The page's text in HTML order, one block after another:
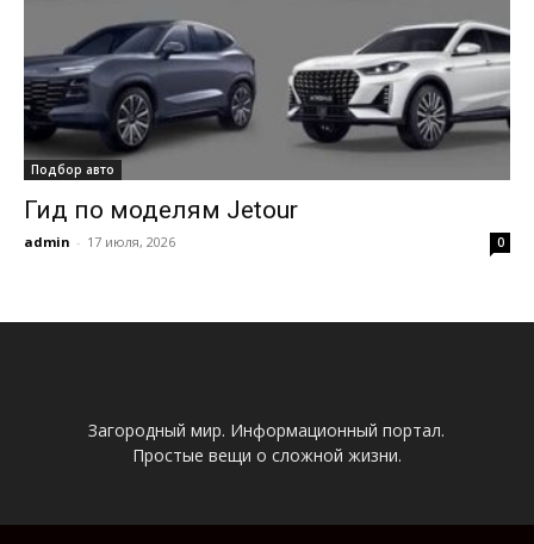
Подбор авто
Гид по моделям Jetour
admin - 17 июля, 2026 0
Загородный мир. Информационный портал.
Простые вещи о сложной жизни.